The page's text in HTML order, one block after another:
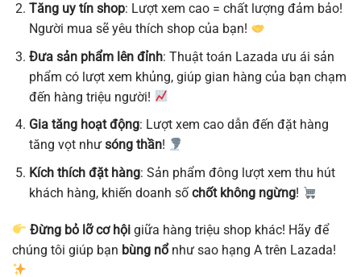
Tăng uy tín shop: Lượt xem cao = chất lượng đảm bảo!
Người mua sẽ yêu thích shop của bạn!
Đưa sản phẩm lên đỉnh: Thuật toán Lazada ưu ái sản
phẩm có lượt xem khủng, giúp gian hàng của bạn chạm
đến hàng triệu người!
Gia tăng hoạt động: Lượt xem cao dẫn đến đặt hàng
tăng vọt như sóng thần!
Kích thích đặt hàng: Sản phẩm đông lượt xem thu hút
khách hàng, khiến doanh sốchốt không ngừng!
Đừng bỏ lỡ cơ hội giữa hàng triệu shop khác! Hãy để
chúng tôi giúp bạn bùng nổnhư sao hạng A trên Lazada!